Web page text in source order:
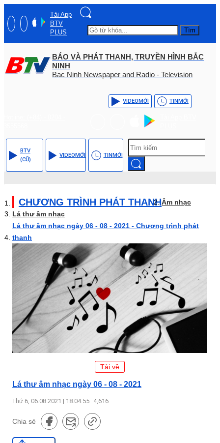
Tải App
BTV
PLUS
Tìm
BÁO VÀ PHÁT THANH, TRUYỀN HÌNH BẮC
NINH
Bac Ninh Newspaper and Radio - Television
VIDEOMỚI TINMỚI
BTV
(CŨ)
VIDEOMỚI TINMỚI
CHƯƠNG TRÌNH PHÁT THANHÂm nhạc
Lá thư âm nhạc
Lá thư âm nhạc ngày 06 - 08 - 2021 - Chương trình phát
thanh
Tải về
Lá thư âm nhạc ngày 06 - 08 - 2021
Thứ 6, 06.08.2021 | 18:04:55 4,616
Chia sẻ